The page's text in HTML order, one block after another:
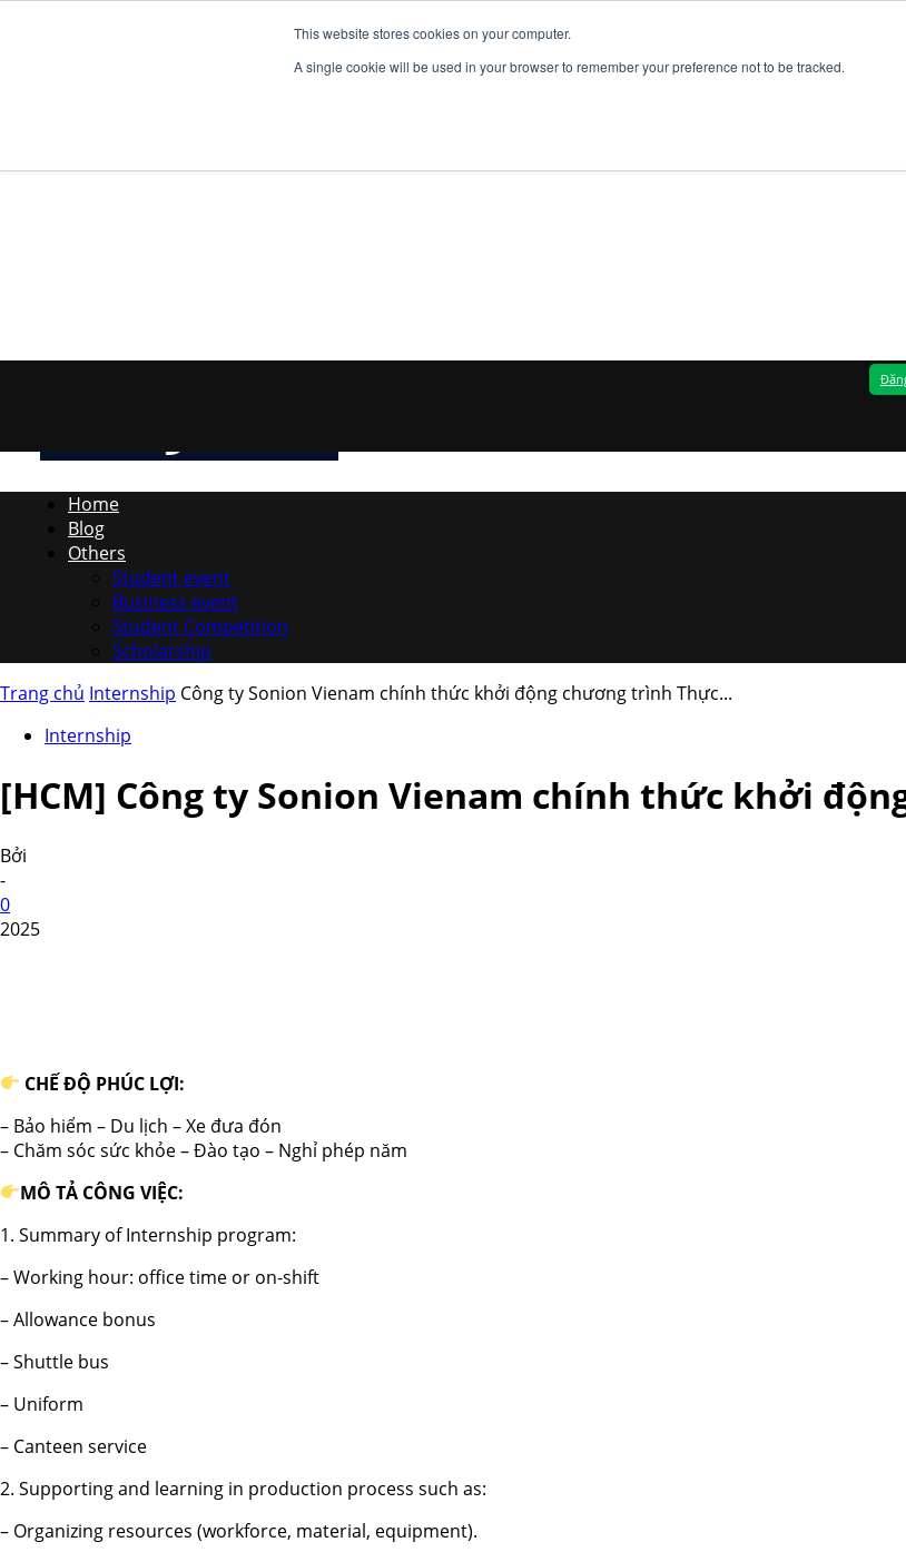
This website stores cookies on your computer.
A single cookie will be used in your browser to remember your preference not to be tracked.
Home
Blog
Others
Student event
Business event
Student Competition
Scholarship
Trang chủ Internship Công ty Sonion Vienam chính thức khởi động chương trình Thực...
Internship
[HCM] Công ty Sonion Vienam chính thức khởi
Bởi
-
0
2025
CHẾ ĐỘ PHÚC LỢI:
– Bảo hiểm – Du lịch – Xe đưa đón
– Chăm sóc sức khỏe – Đào tạo – Nghỉ phép năm
MÔ TẢ CÔNG VIỆC:
1. Summary of Internship program:
– Working hour: office time or on-shift
– Allowance bonus
– Shuttle bus
– Uniform
– Canteen service
2. Supporting and learning in production process such as:
– Organizing resources (workforce, material, equipment).